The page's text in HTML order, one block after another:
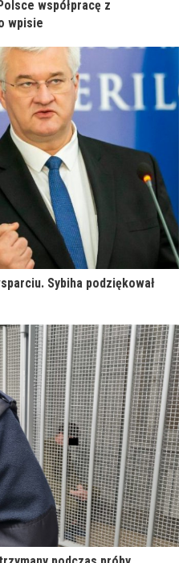
współpracę z
wpisie
Sybiha podziękował